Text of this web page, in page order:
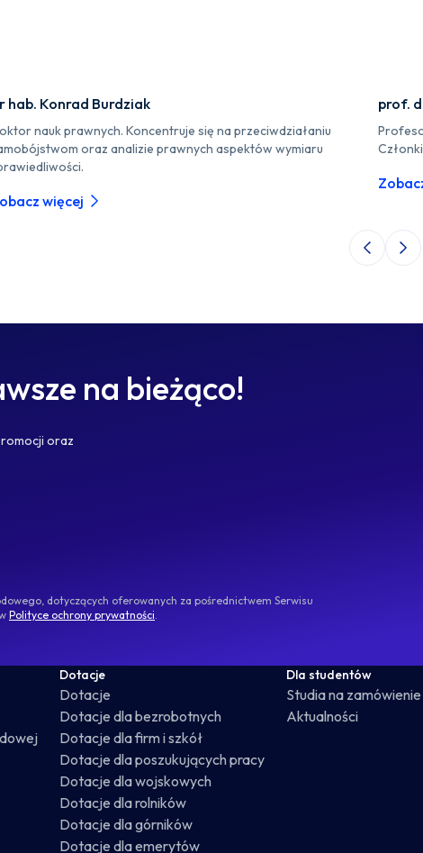
hab. Konrad Burdziak
nauk prawnych. Koncentruje się na przeciwdziałaniu
oraz analizie prawnych aspektów wymiaru
więcej
prof.
Poprzedni
na bieżąco!
oraz
dotyczących oferowanych za pośrednictwem Serwisu
Polityce ochrony prywatności.
Dotacje
Dotacje
Dotacje dla bezrobotnych
Dotacje dla firm i szkół
Dotacje dla poszukujących pracy
Dotacje dla wojskowych
Dotacje dla rolników
Dotacje dla górników
Dotacje dla emerytów
Dla studentów
Studia na zamówienie
Aktualności